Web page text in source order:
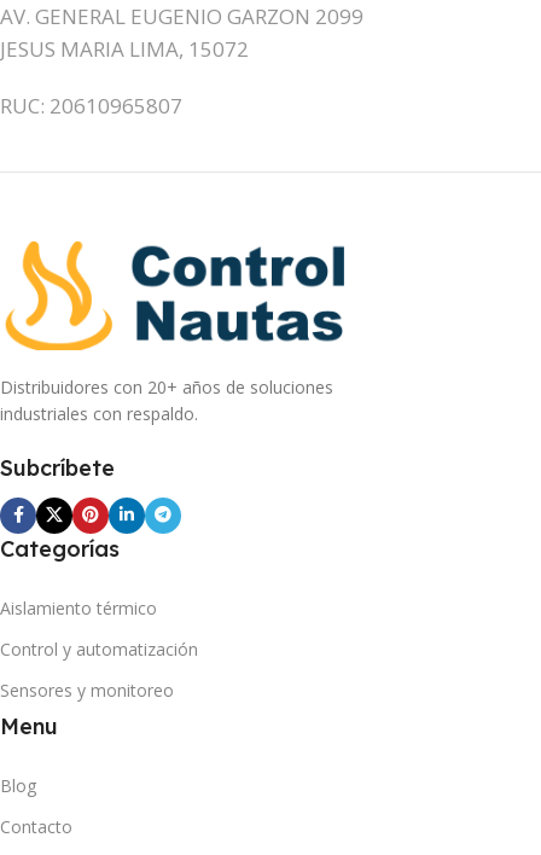
AV. GENERAL EUGENIO GARZON 2099
JESUS MARIA LIMA, 15072
RUC: 20610965807
Distribuidores con 20+ años de soluciones
industriales con respaldo.
Subcríbete
Categorías
Aislamiento térmico
Control y automatización
Sensores y monitoreo
Menu
Blog
Contacto